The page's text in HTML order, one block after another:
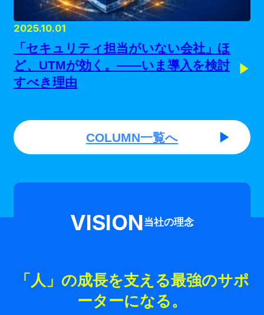
2025.10.01
「セキュリティ担当がいない会社」ほ
ど、UTMが効く。——いま導入を検討
すべき理由
COLUMN一覧へ
VISION当社の理念
「人」の成長を支える最強のサポ
ーターになる。